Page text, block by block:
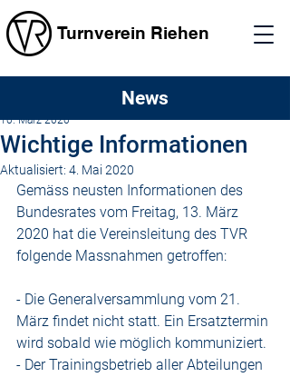
Turnverein Riehen
Wichtige Informationen
10. März 2020
Aktualisiert: 4. Mai 2020
Gemäss neusten Informationen des
Bundesrates vom Freitag, 13. März
2020 hat die Vereinsleitung des TVR
folgende Massnahmen getroffen:
- Die Generalversammlung vom 21.
März findet nicht statt. Ein Ersatztermin
wird sobald wie möglich kommuniziert.
- Der Trainingsbetrieb aller Abteilungen
News